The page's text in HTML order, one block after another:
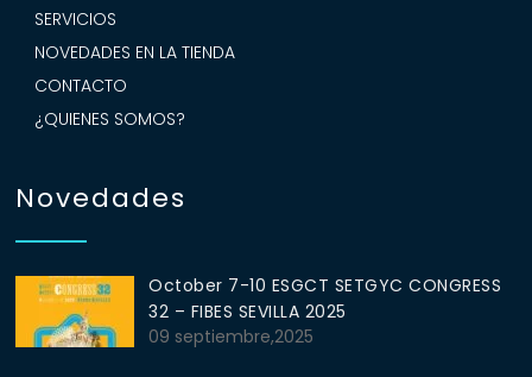
SERVICIOS
NOVEDADES EN LA TIENDA
CONTACTO
¿QUIENES SOMOS?
Novedades
October 7-10 ESGCT SETGYC CONGRESS
32 – FIBES SEVILLA 2025
09 septiembre,2025